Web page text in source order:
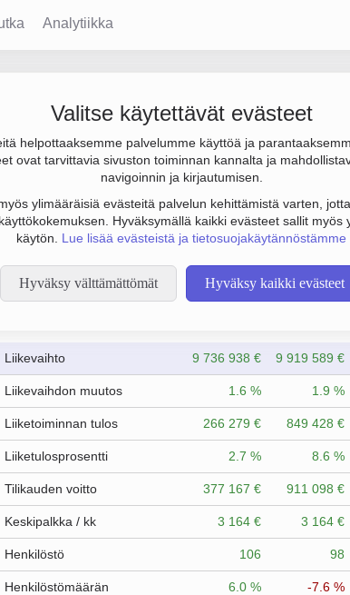
Analytiikka
Valitse käytettävät evästeet
helpottaaksemme palvelumme käyttöä ja
ovat tarvittavia sivuston toiminnan kannalta ja
navigoinnin ja kirjautumisen.
ylimääräisiä evästeitä palvelun kehittämistä varten,
Hyväksymällä kaikki evästeet sallit myös
käytön. Lue lisää evästeistä ja tietosuojakäytännöstämme
Hyväksy välttämättömät Hyväksy kaikki evästeet
ja henkilöstömäärä 96. Sen päätoimiala on
yhtiömuoto Osakeyhtiö (OY).
Taloustiedot
Liikevaihto 9 736 938 € 9 919 589 €
Liikevaihdon muutos 1.6 % 1.9 %
Liiketoiminnan tulos 266 279 € 849 428 €
Liiketulosprosentti 2.7 % 8.6 %
Tilikauden voitto 377 167 € 911 098 €
Keskipalkka / kk 3 164 € 3 164 €
Henkilöstö 106 98
Henkilöstömäärän
6.0 % -7.6 %